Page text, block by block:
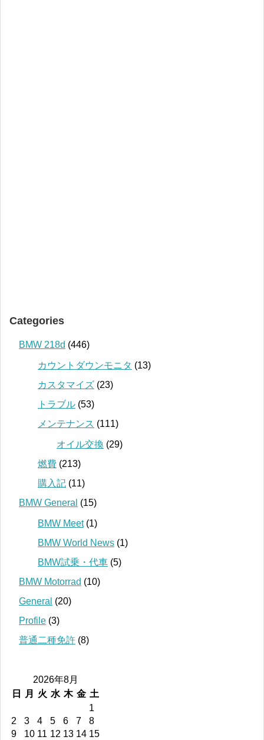
Categories
BMW 218d (446)
カウントダウンモニタ (13)
カスタマイズ (23)
トラブル (53)
メンテナンス (111)
オイル交換 (29)
燃費 (213)
購入記 (11)
BMW General (15)
BMW Meet(1)
BMW World News (1)
BMW試乗・代車 (5)
BMW Motorrad (10)
General (20)
Profile (3)
普通二種免許 (8)
2026年8月
日
月 火 水 木 金 土
1
2
3 4 5 6 7
8
9
10 11 12 13 14 15